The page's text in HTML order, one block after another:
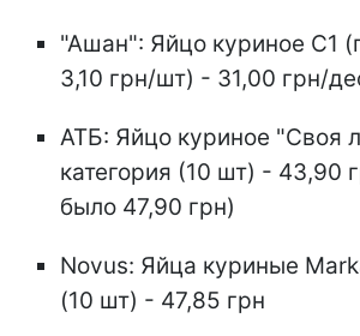
"Ашан": Яйцо куриное С1
3,10 грн/шт) - 31,00 грн/
АТБ: Яйцо куриное "Своя
категория (10 шт) - 43,90
было 47,90 грн)
Novus: Яйца куриные
(10 шт) - 47,85 грн